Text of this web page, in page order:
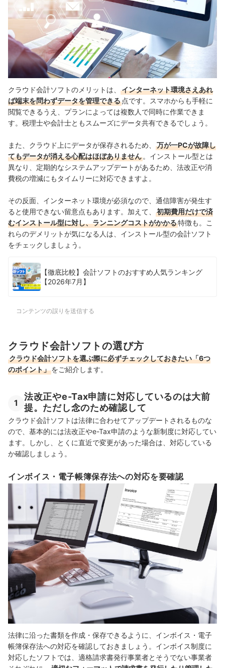
クラウド会計ソフトのメリットは、
インターネット環境さえあれ
ば端末を問わずデータを管理できる 点です。スマホからも手軽に
閲覧できるうえ、プランによっては複数人で同時に作業できま
す。税理士や会計士ともスムーズにデータ共有できるでしょう。
また、クラウド上にデータが保存されるため、
万が一PCが故障し
てもデータが消える心配はほぼありません 。インストール型とは
異なり、定期的なシステムアップデートがあるため、法改正や消
費税の増減にもタイムリーに対応できますよ。
その反面、インターネット環境が必須なので、通信障害が発生す
ると使用できない留意点もあります。加えて、
初期費用だけで済
むインストール型に対し、ランニングコストがかかる特徴も。こ
れらのデメリットが気になる人は、インストール型の会計ソフト
をチェックしましょう。
【徹底比較】会計ソフトのおすすめ人気ランキング
【2026年7月】
コンテンツの誤りを送信する
クラウド会計ソフトの選び方
クラウド会計ソフトを選ぶ際に必ずチェックしておきたい「6つ
のポイント」をご紹介します。
1
法改正やe-Tax申請に対応しているのは大前
提。ただし念のため確認して
クラウド会計ソフトは法律に合わせてアップデートされるものな
ので、基本的には法改正やe-Tax申請のような新制度に対応してい
ます。しかし、とくに直近で変更があった場合は、対応している
か確認しましょう 。
インボイス・電子帳簿保存法への対応を要確認
法律に沿った書類を作成・保存できるように、インボイス・電子
帳簿保存法への対応を確認しておきましょう。インボイス制度に
対応した ソフトでは、適格請求書発行事業者とそうでない事業者